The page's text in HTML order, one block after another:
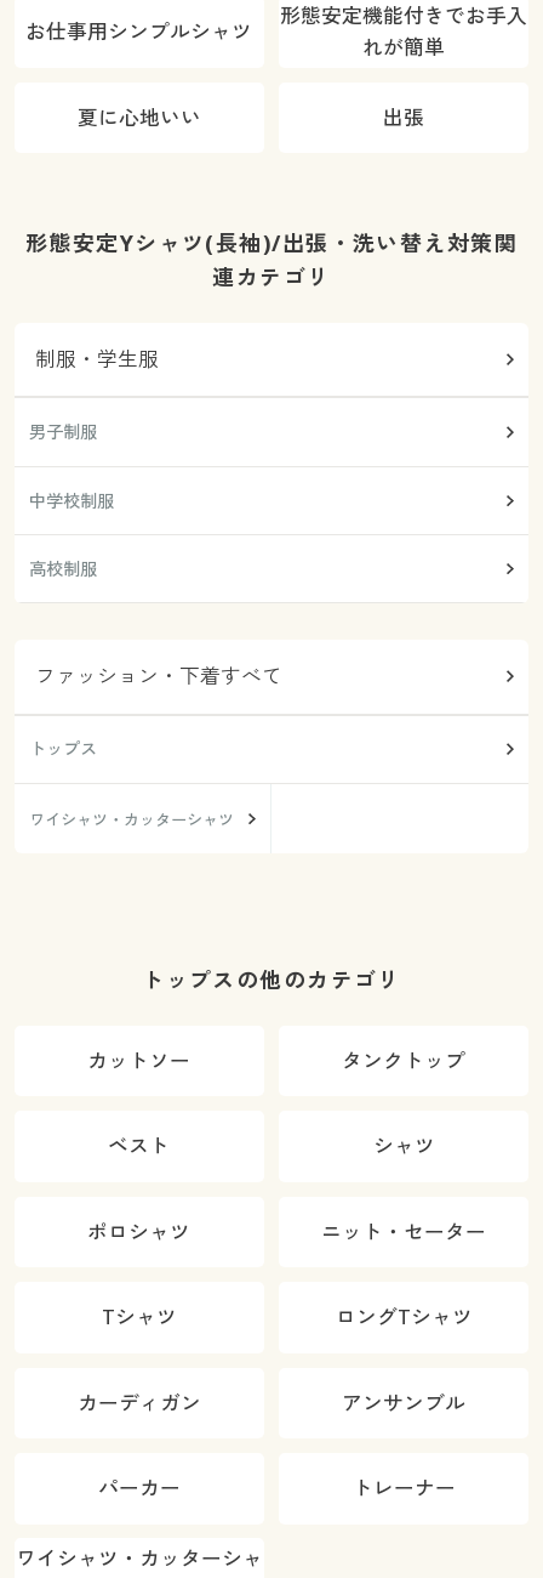
お仕事用シンプルシャツ
形態安定機能付きでお手入
れが簡単
夏に心地いい 出張
形態安定Yシャツ(長袖)/出張・洗い替え対策関
連カテゴリ
制服・学生服
男子制服
中学校制服
高校制服
ファッション・下着すべて
トップス
ワイシャツ・カッターシャツ
トップスの他のカテゴリ
カットソー タンクトップ
ベスト シャツ
ポロシャツ ニット・セーター
Tシャツ ロングTシャツ
カーディガン アンサンブル
パーカー トレーナー
ワイシャツ・カッターシャ